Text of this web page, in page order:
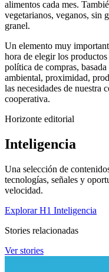
alimentos cada mes.
vegetarianos, veganos, sin
granel.
Un elemento muy
hora de elegir los
política de compras,
ambiental, proximidad,
las necesidades de nuestra
cooperativa.
Horizonte editorial
Inteligencia
Una selección de
tecnologías, señales y
velocidad.
Explorar H1 Inteligencia
Stories relacionadas
Ver stories